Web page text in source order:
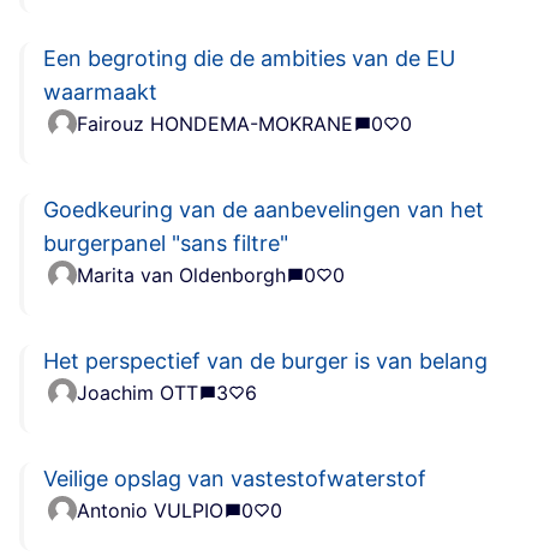
Een begroting die de ambities van de EU
waarmaakt
Fairouz HONDEMA-MOKRANE 0 0
Goedkeuring van de aanbevelingen van het
burgerpanel "sans filtre"
Marita van Oldenborgh 0 0
Het perspectief van de burger is van belang
Joachim OTT 3 6
Veilige opslag van vastestofwaterstof
Antonio VULPIO 0 0